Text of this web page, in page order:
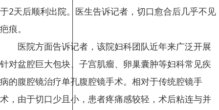
于2天后顺利出院。医生告诉记者，切口愈合后几乎不见
疤痕。
医院方面告诉记者，该院妇科团队近年来广泛开展
针对盆腔巨大包块、子宫肌瘤、卵巢囊肿等妇科常见疾
病的腹腔镜治疗单孔腹腔镜手术。相对于传统腔镜手
术，由于切口少且小，患者疼痛感较轻，术后粘连与并